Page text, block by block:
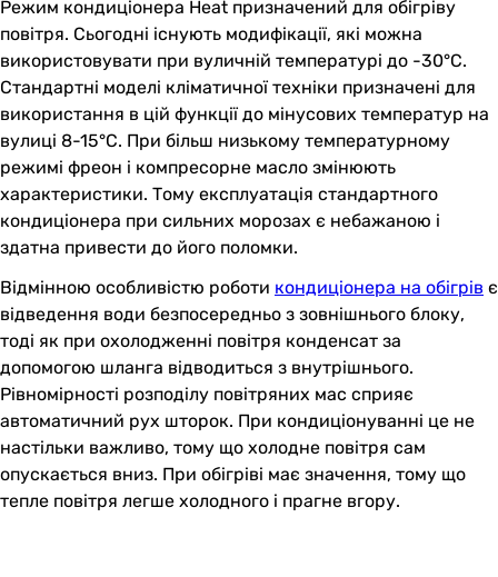
Режим кондиціонера Heat призначений для обігріву
повітря. Сьогодні існують модифікації, які можна
використовувати при вуличній температурі до -30°C.
Стандартні моделі кліматичної техніки призначені для
використання в цій функції до мінусових температур на
вулиці 8-15°C. При більш низькому температурному
режимі фреон і компресорне масло змінюють
характеристики. Тому експлуатація стандартного
кондиціонера при сильних морозах є небажаною і
здатна привести до його поломки.
Відмінною особливістю роботи кондиціонера на обігрів є
відведення води безпосередньо з зовнішнього блоку,
тоді як при охолодженні повітря конденсат за
допомогою шланга відводиться з внутрішнього.
Рівномірності розподілу повітряних мас сприяє
автоматичний рух шторок. При кондиціонуванні це не
настільки важливо, тому що холодне повітря сам
опускається вниз. При обігріві має значення, тому що
тепле повітря легше холодного і прагне вгору.